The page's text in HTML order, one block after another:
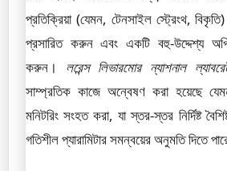
প্রতিক্রিয়া (যেমন, টেনসাইল স্ট্রেংথ,
প্রসারিত করুন এবং একটি বহু-উদ্দেশ্য
করুন। লরেন্স লিভারমোর ন্যাশনাল
সাম্প্রতিক কাজে অন্বেষণ করা হয়েছে
মনিটরিং সংহত করা, যা স্তর-স্তর নির্দিষ্ট
গতিশীল প্যারামিটার সমন্বয়ের অনুমতি দিতে